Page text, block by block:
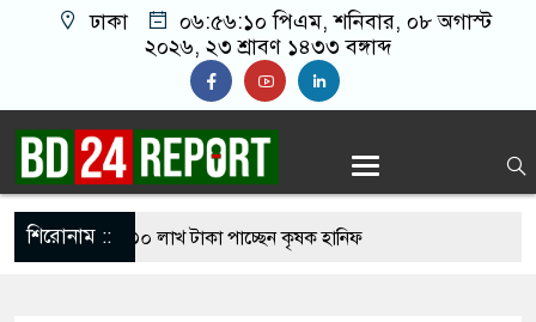
ঢাকা ০৬:৫৬:১১ পিএম, শনিবার, ০৮ অগাস্ট
২০২৬, ২৩ শ্রাবণ ১৪৩৩ বঙ্গাব্দ
শিরোনাম ::
টিকিটে ৩০ লাখ টাকা পাচ্ছেন কৃষক হানিফ